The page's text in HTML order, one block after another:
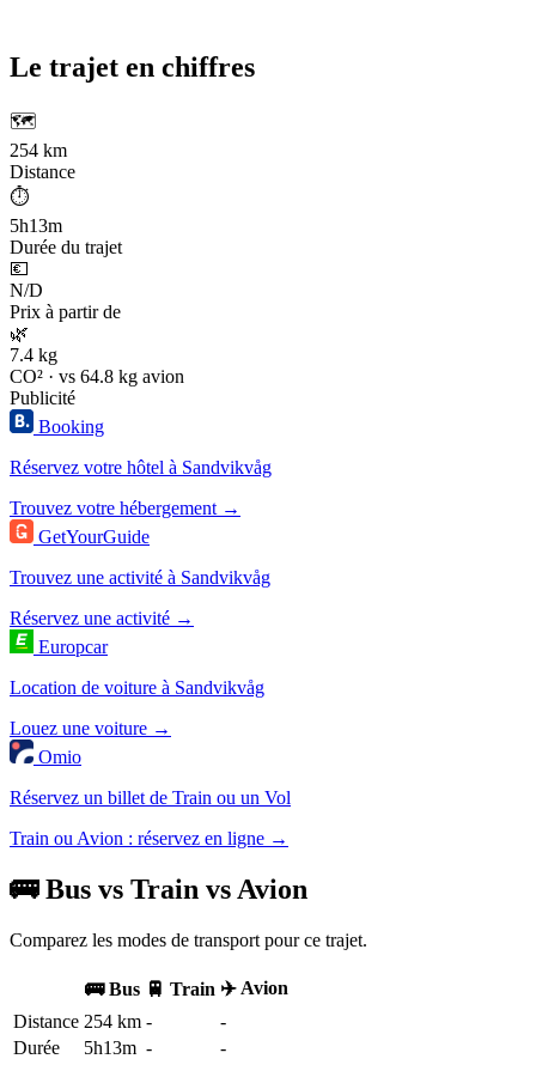
Le trajet en chiffres
🗺️
254 km
Distance
⏱️
5h13m
Durée du trajet
💶
N/D
Prix à partir de
🌿
7.4 kg
CO² · vs 64.8 kg avion
Publicité
Booking
Réservez votre hôtel à Sandvikvåg
Trouvez votre hébergement →
GetYourGuide
Trouvez une activité à Sandvikvåg
Réservez une activité →
Europcar
Location de voiture à Sandvikvåg
Louez une voiture →
Omio
Réservez un billet de Train ou un Vol
Train ou Avion : réservez en ligne →
🚌 Bus vs Train vs Avion
Comparez les modes de transport pour ce trajet.
🚌 Bus 🚆 Train ✈️ Avion
Distance 254 km -
-
Durée
5h13m -
-